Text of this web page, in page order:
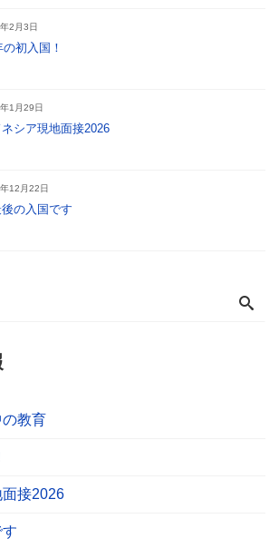
2月3日
の初入国！
1月29日
シア現地面接2026
12月22日
の入国です
の教育
接2026